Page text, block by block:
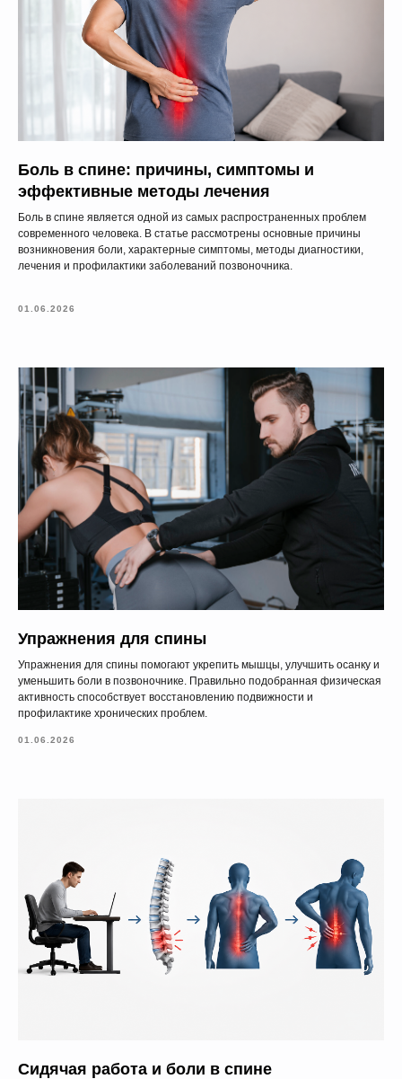
Боль в спине: причины, симптомы и
эффективные методы лечения
Боль в спине является одной из самых распространенных проблем
современного человека. В статье рассмотрены основные причины
возникновения боли, характерные симптомы, методы диагностики,
лечения и профилактики заболеваний позвоночника.
01.06.2026
Упражнения для спины
Упражнения для спины помогают укрепить мышцы, улучшить осанку и
уменьшить боли в позвоночнике. Правильно подобранная физическая
активность способствует восстановлению подвижности и
профилактике хронических проблем.
01.06.2026
Сидячая работа и боли в спине
Контакты
Brīvības gatve 214B,
Rīga, Latvija
Телефон
+371 23 271 732
Эл. адрес
Как добраться
Пн–Пт : 8.00–22.00
Сб : 9.00–18.00
Вс : 10.00–15.00
SIA "KINEZIS", Рег. номер 40203177590
Физиотерапевт в Риге | Центр Доктора
© 2023. Все права защищены.
Политика конфиденциальности
Условия оказания услуг